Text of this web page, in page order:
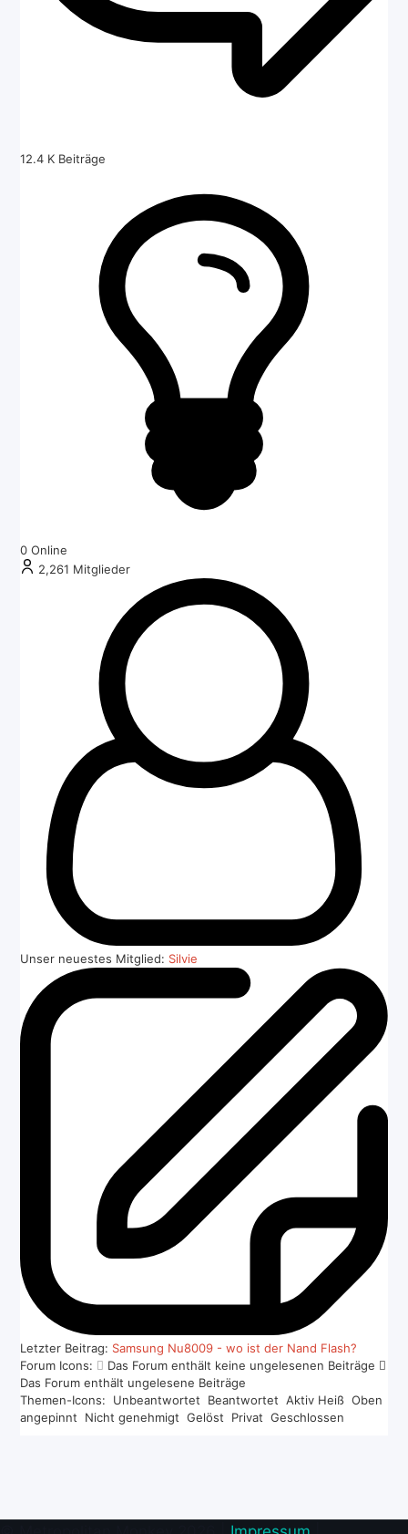
12.4 K Beiträge
0 Online
2,261 Mitglieder
Unser neuestes Mitglied: Silvie
Letzter Beitrag: Samsung Nu8009 - wo ist der Nand Flash?
Forum Icons:
Das Forum enthält keine ungelesenen Beiträge
Das Forum enthält ungelesene Beiträge
Themen-Icons:
Unbeantwortet Beantwortet Aktiv Heiß Oben
angepinnt
Nicht genehmigt Gelöst Privat Geschlossen